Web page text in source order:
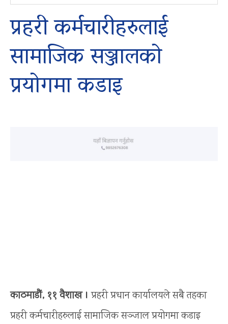
प्रहरी कर्मचारीहरुलाई
सामाजिक सञ्जालको
प्रयोगमा कडाइ
काठमाडौं, ११ वैशाख । प्रहरी प्रधान कार्यालयले सबै तहका
प्रहरी कर्मचारीहरुलाई सामाजिक सञ्जाल प्रयोगमा कडाइ